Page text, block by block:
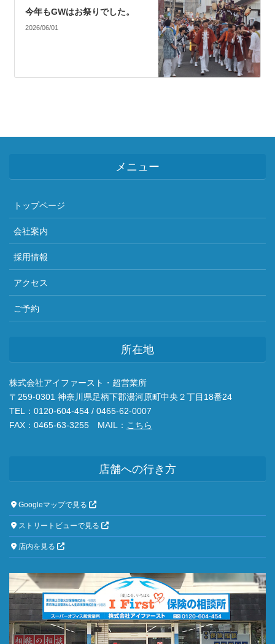
今年もGWはお祭りでした。
2026/06/01
メニュー
トップページ
会社案内
採用情報
アクセス
ご予約
所在地
株式会社アイファースト・超営業所
〒259-0301 神奈川県足柄下郡湯河原町中央２丁目18番24
TEL：0120-604-454 / 0465-62-0007
FAX：0465-63-3255 MAIL： こちら
店舗への行き方
Googleマップで見る
ストリートビューで見る
店内を見る